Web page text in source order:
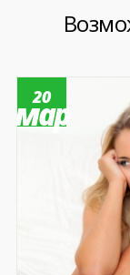
20
мар